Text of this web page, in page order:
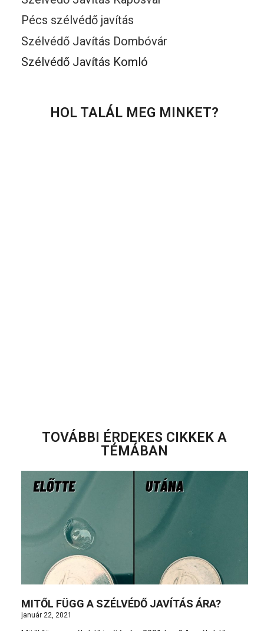
Pécs szélvédő javítás
Szélvédő Javítás Dombóvár
Szélvédő Javítás Komló
HOL TALÁL MEG MINKET?
TOVÁBBI ÉRDEKES CIKKEK A
TÉMÁBAN
MITŐL FÜGG A SZÉLVÉDŐ JAVÍTÁS ÁRA?
január 22, 2021